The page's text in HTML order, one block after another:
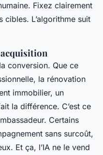
Fixez clairement
L’algorithme suit
conversion. Que ce
la rénovation
immobilier, un
la différence. C’est ce
Certains
sans surcoût,
Et ça, l’IA ne le vend